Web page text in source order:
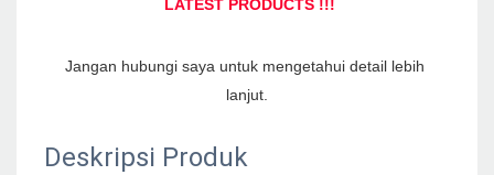
Jangan hubungi saya untuk mengetahui detail lebih
Deskripsi Produk